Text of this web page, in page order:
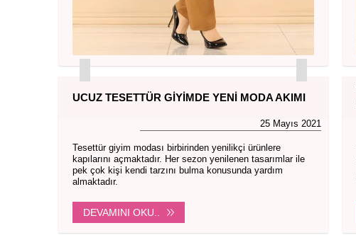
UCUZ TESETTÜR GIYIMDE YENI MODA AKIMI
25 Mayıs 2021
Tesettür giyim modası birbirinden yenilikçi ürünlere
kapılarını açmaktadır. Her sezon yenilenen tasarımlar ile
pek çok kişi kendi tarzını bulma konusunda yardım
almaktadır.
DEVAMINI OKU..